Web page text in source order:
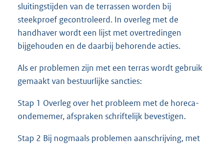
sluitingstijden van de terrassen worden bij
steekproef gecontroleerd. In overleg met de
handhaver wordt een lijst met overtredingen
bijgehouden en de daarbij behorende acties.
Als er problemen zijn met een terras wordt gebruik
gemaakt van bestuurlijke sancties:
Stap 1 Overleg over het probleem met de horeca-
ondememer, afspraken schriftelijk bevestigen.
Stap 2 Bij nogmaals problemen aanschrijving, met